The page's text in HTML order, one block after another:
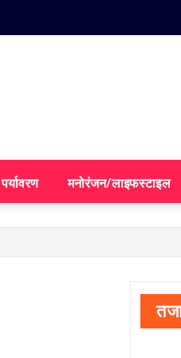
पर्यावरण मनोरंजन/लाइफस्टाइल